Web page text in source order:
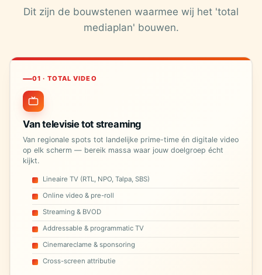
Dit zijn de bouwstenen waarmee wij het 'total
mediaplan' bouwen.
01 · TOTAL VIDEO
Van televisie tot streaming
Van regionale spots tot landelijke prime-time én digitale video
op elk scherm — bereik massa waar jouw doelgroep écht
kijkt.
Lineaire TV (RTL, NPO, Talpa, SBS)
Online video & pre-roll
Streaming & BVOD
Addressable & programmatic TV
Cinemareclame & sponsoring
Cross-screen attributie